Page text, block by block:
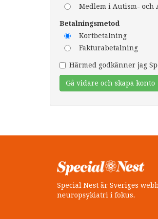
Medlem i Autism- och
Betalningsmetod
Kortbetalning
Fakturabetalning
Härmed godkänner jag
Gå vidare och skapa konto
Special Nest är Sveriges
neuropsykiatri i fokus.